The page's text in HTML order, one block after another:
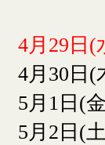
4月29日
4月30日
5月1日
5月2日(